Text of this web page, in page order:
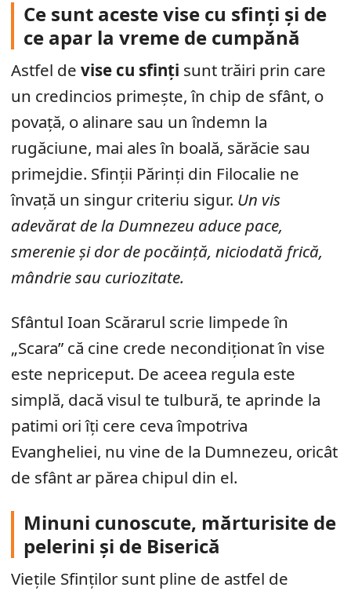
Ce sunt aceste vise cu sfinți și de
ce apar la vreme de cumpănă
Astfel de vise cu sfinți sunt trăiri prin care
un credincios primește, în chip de sfânt, o
povață, o alinare sau un îndemn la
rugăciune, mai ales în boală, sărăcie sau
primejdie. Sfinții Părinți din Filocalie ne
învață un singur criteriu sigur. Un vis
adevărat de la Dumnezeu aduce pace,
smerenie și dor de pocăință, niciodată frică,
mândrie sau curiozitate.
Sfântul Ioan Scărarul scrie limpede în
„Scara” că cine crede necondiționat în vise
este nepriceput. De aceea regula este
simplă, dacă visul te tulbură, te aprinde la
patimi ori îți cere ceva împotriva
Evangheliei, nu vine de la Dumnezeu, oricât
de sfânt ar părea chipul din el.
Minuni cunoscute, mărturisite de
pelerini și de Biserică
Viețile Sfinților sunt pline de astfel de